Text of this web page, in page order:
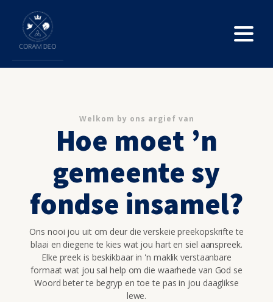
Welkom by ons argief van
Hoe moet ’n
gemeente sy
fondse insamel?
Ons nooi jou uit om deur die verskeie preekopskrifte te
blaai en diegene te kies wat jou hart en siel aanspreek.
Elke preek is beskikbaar in 'n maklik verstaanbare
formaat wat jou sal help om die waarhede van God se
Woord beter te begryp en toe te pas in jou daaglikse
lewe.